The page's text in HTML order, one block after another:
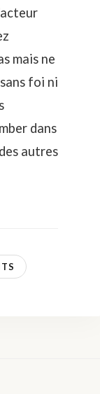
mais ne
foi ni
dans
autres